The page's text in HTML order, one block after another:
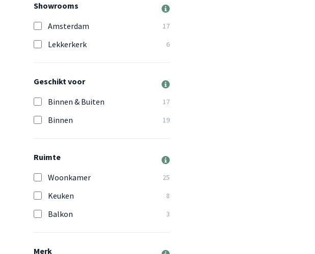
Showrooms
Amsterdam
17
Lekkerkerk 6
Geschikt voor
Binnen & Buiten
17
Binnen 19
Ruimte
Woonkamer
25
Keuken 8
Balkon 3
Merk